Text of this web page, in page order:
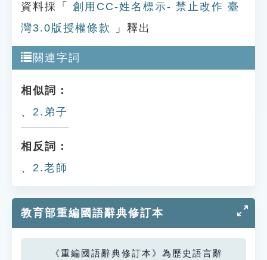
資料採「
創用CC-姓名標示- 禁止改作 臺
灣3.0版授權條款
」釋出
關連字詞
相似詞：
、 2.弟子
相反詞：
、 2.老師
教育部重編國語辭典修訂本
《重編國語辭典修訂本》為歷史語言辭